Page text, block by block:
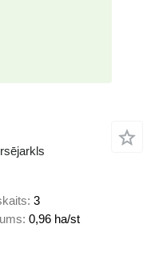
3
0,96 ha/st